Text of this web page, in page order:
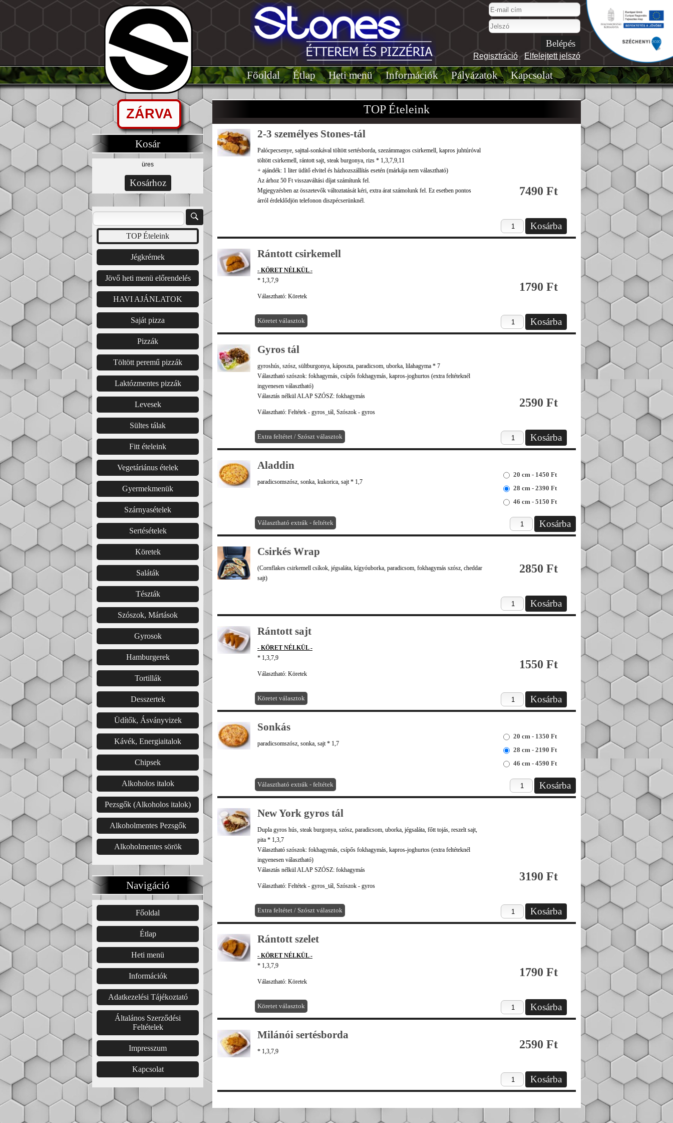
Regisztráció- Elfelejtett jelszó
Főoldal͏͏ Étlap͏ Heti menü Információk Pályázatok Kapcsolat
ZÁRVA
Kosár
üres
TOP Ételeink
Jégkrémek
Jövő heti menü előrendelés
HAVI AJÁNLATOK
Saját pizza
Pizzák
Töltött peremű pizzák
Laktózmentes pizzák
Levesek
Sültes tálak
Fitt ételeink
Vegetáriánus ételek
Gyermekmenük
Szárnyasételek
Sertésételek
Köretek
Saláták
Tészták
Szószok, Mártások
Gyrosok
Hamburgerek
Tortillák
Desszertek
Üdítők, Ásványvizek
Kávék, Energiaitalok
Chipsek
Alkoholos italok
Pezsgők (Alkoholos italok)
Alkoholmentes Pezsgők
Alkoholmentes sörök
Navigáció
Főoldal͏͏
Étlap͏
Heti menü
Információk
Adatkezelési Tájékoztató
Általános Szerződési
Feltételek
Impresszum
Kapcsolat
TOP Ételeink
2-3 személyes Stones-tál
Palócpecsenye, sajttal-sonkával töltött sertésborda, szezámmagos csirkemell, kapros juhtúróval
töltött csirkemell, rántott sajt, steak burgonya, rizs * 1,3,7,9,11
+ ajándék: 1 liter üdítő elvitel és házhozszállítás esetén (márkája nem választható)
Az árhoz 50 Ft visszaváltási díjat számítunk fel.
Mgjegyzésben az összetevők változtatását kéri, extra árat számolunk fel. Ez esetben pontos
árról érdeklődjön telefonon diszpécserünknél.
7490 Ft
Rántott csirkemell
- KÖRET NÉLKÜL -
* 1,3,7,9
Választható: Köretek
Köretet választok
1790 Ft
Gyros tál
gyroshús, szósz, sültburgonya, káposzta, paradicsom, uborka, lilahagyma * 7
Választható szószok: fokhagymás, csípős fokhagymás, kapros-joghurtos (extra feltéteknél
ingyenesen választható)
Választás nélkül ALAP SZÓSZ: fokhagymás
Választható: Feltétek - gyros_tál, Szószok - gyros
Extra feltétet / Szószt választok
2590 Ft
Aladdin
paradicsomszósz, sonka, kukorica, sajt * 1,7
Választható extrák - feltétek
20 cm - 1450 Ft
28 cm - 2390 Ft
46 cm - 5150 Ft
Csirkés Wrap
(Cornflakes csirkemell csíkok, jégsaláta, kígyóuborka, paradicsom, fokhagymás szósz, cheddar
sajt)
2850 Ft
Rántott sajt
- KÖRET NÉLKÜL -
* 1,3,7,9
Választható: Köretek
Köretet választok
1550 Ft
Sonkás
paradicsomszósz, sonka, sajt * 1,7
Választható extrák - feltétek
20 cm - 1350 Ft
28 cm - 2190 Ft
46 cm - 4590 Ft
New York gyros tál
Dupla gyros hús, steak burgonya, szósz, paradicsom, uborka, jégsaláta, főtt tojás, reszelt sajt,
pita * 1,3,7
Választható szószok: fokhagymás, csípős fokhagymás, kapros-joghurtos (extra feltéteknél
ingyenesen választható)
Választás nélkül ALAP SZÓSZ: fokhagymás
Választható: Feltétek - gyros_tál, Szószok - gyros
Extra feltétet / Szószt választok
3190 Ft
Rántott szelet
- KÖRET NÉLKÜL -
* 1,3,7,9
Választható: Köretek
Köretet választok
1790 Ft
Milánói sertésborda
* 1,3,7,9
2590 Ft